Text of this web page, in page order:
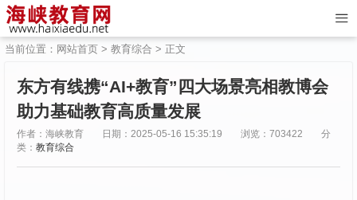
当前位置： 网站首页 > 教育综合 > 正文
东方有线携“AI+教育”四大场景亮相教博会
助力基础教育高质量发展
作者：海峡教育 日期：2025-05-16 15:35:19 浏览：703422
分
类： 教育综合